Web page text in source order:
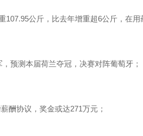
107.95公斤，比去年增重超6公斤，在用
预测本届荷兰夺冠，决赛对阵葡萄牙；
酬协议，奖金或达271万元；